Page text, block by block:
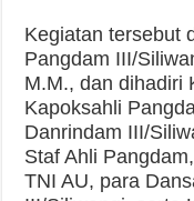
Kegiatan tersebut
Pangdam III/
M.M., dan dihadiri
Kapoksahli
Danrindam III/
Staf Ahli
TNI AU, para